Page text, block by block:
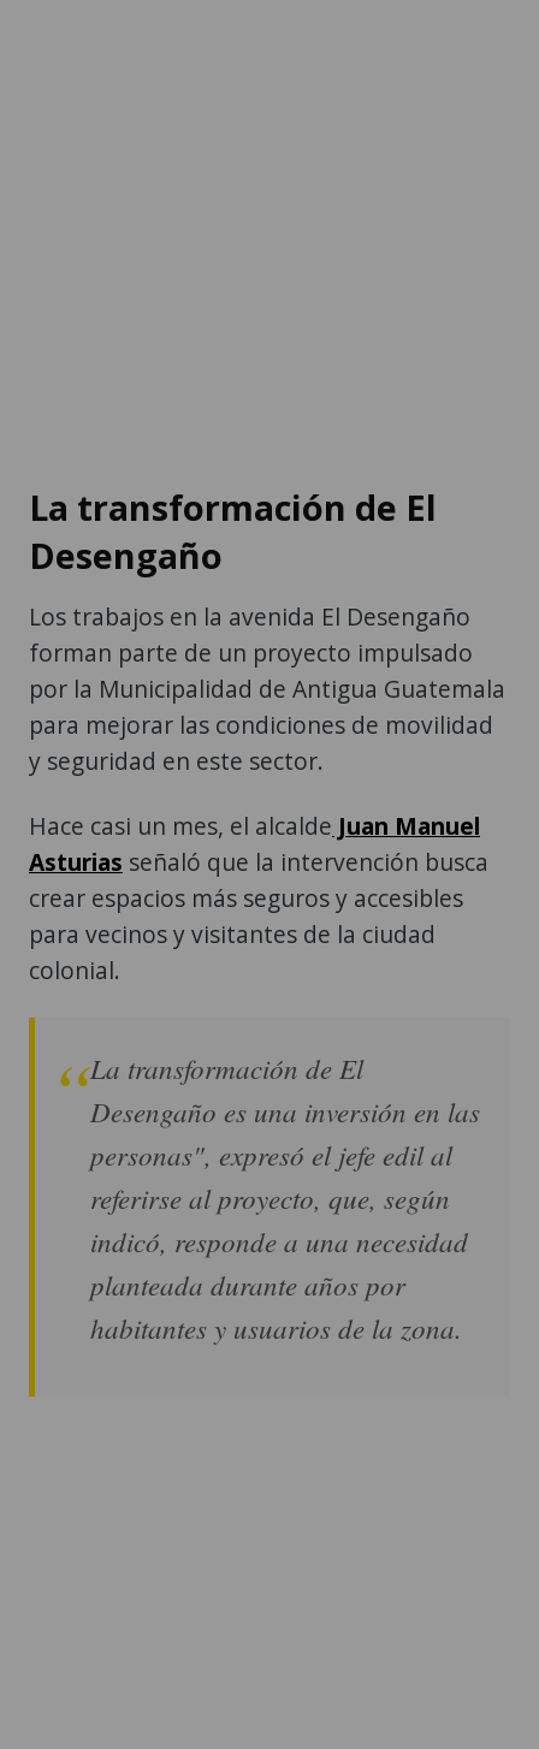
La transformación de El
Desengaño
Los trabajos en la avenida El Desengaño
forman parte de un proyecto impulsado
por la Municipalidad de Antigua Guatemala
para mejorar las condiciones de movilidad
y seguridad en este sector.
Hace casi un mes, el alcalde Juan Manuel
Asturias señaló que la intervención busca
crear espacios más seguros y accesibles
para vecinos y visitantes de la ciudad
colonial.
La transformación de El
Desengaño es una inversión en las
personas", expresó el jefe edil al
referirse al proyecto, que, según
indicó, responde a una necesidad
planteada durante años por
habitantes y usuarios de la zona.